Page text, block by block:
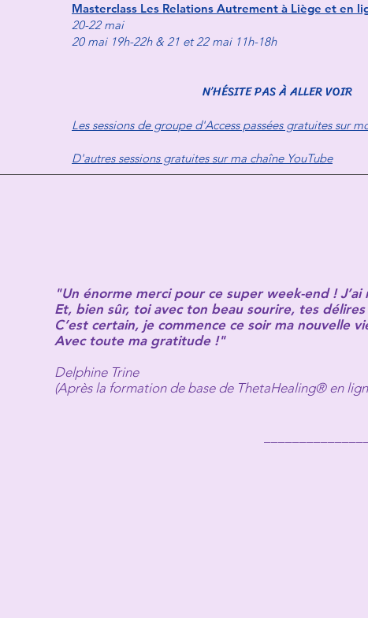
Masterclass Les Relations Autrement à Liège et en
20-22 mai
20 mai 19h-22h & 21 et 22 mai 11h-18h
N’HÉSITE PAS À ALLER VOIR
Les sessions de groupe d'Access passées gratuites sur
D'autres sessions gratuites sur ma chaîne YouTube
"Un énorme merci pour ce super week-end !
Et, bien sûr, toi avec ton beau sourire, tes
C’est certain, je commence ce soir ma nouvelle
Avec toute ma gratitude !"
Delphine Trine
(Après la formation de base de ThetaHealing® en